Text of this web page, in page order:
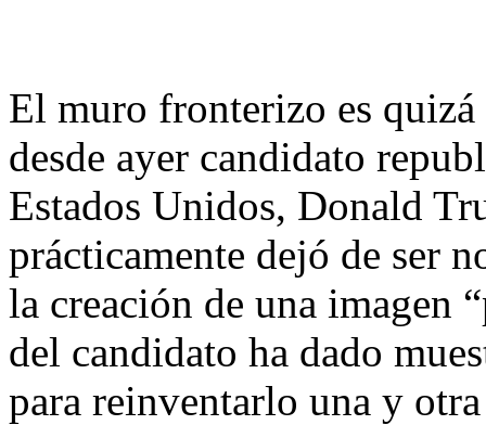
El muro fronterizo es
desde ayer candidato
Estados Unidos, Donald
prácticamente dejó de ser
la creación de una imagen
del candidato ha dado
para reinventarlo una y